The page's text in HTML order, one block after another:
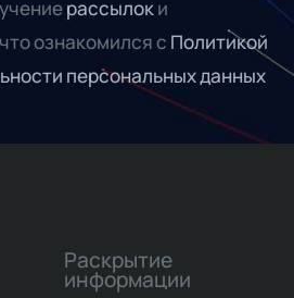
рассылоки
ознакомился с Политикой
персональных данных
Раскрытие
информации